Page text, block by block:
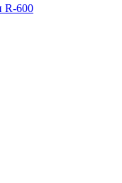
R-600